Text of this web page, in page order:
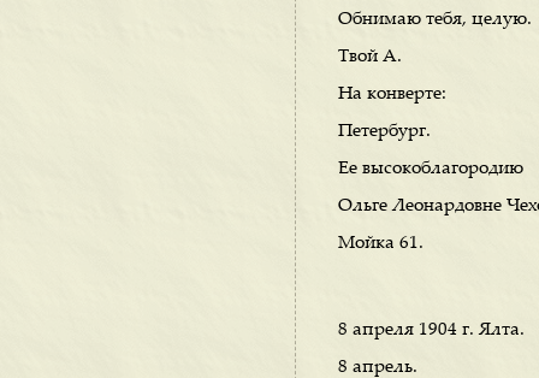
Обнимаю тебя, целую.
Твой А.
На конверте:
Петербург.
Ее высокоблагородию
Ольге Леонардовне
Мойка 61.
8 апреля 1904 г. Ялта.
8 апрель.